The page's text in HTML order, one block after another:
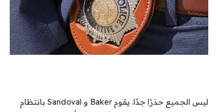
ليس الجميع حذرًا جدًا. يقوم Baker و Sandoval بانتظام